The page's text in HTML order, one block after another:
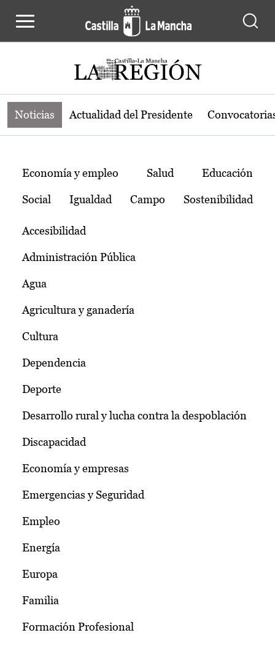
Noticias de la región de Castilla-La
Noticias Actualidad del Presidente
Temas
Economía y empleo Salud Educación
Social Igualdad Campo Sostenibilidad
Accesibilidad
Administración Pública
Agua
Agricultura y ganadería
Cultura
Dependencia
Deporte
Desarrollo rural y lucha contra la despoblación
Discapacidad
Economía y empresas
Emergencias y Seguridad
Empleo
Energía
Europa
Familia
Formación Profesional